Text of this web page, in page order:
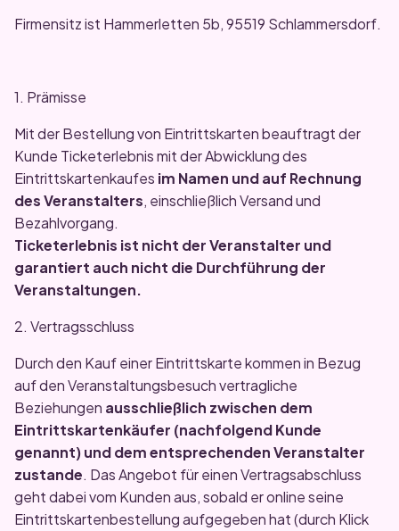
Firmensitz ist Hammerletten 5b, 95519 Schlammersdorf.
1. Prämisse
Mit der Bestellung von Eintrittskarten beauftragt der
Kunde Ticketerlebnis mit der Abwicklung des
Eintrittskartenkaufes im Namen und auf Rechnung
des Veranstalters, einschließlich Versand und
Bezahlvorgang.
Ticketerlebnis ist nicht der Veranstalter und
garantiert auch nicht die Durchführung der
Veranstaltungen.
2. Vertragsschluss
Durch den Kauf einer Eintrittskarte kommen in Bezug
auf den Veranstaltungsbesuch vertragliche
Beziehungen ausschließlich zwischen dem
Eintrittskartenkäufer (nachfolgend Kunde
genannt) und dem entsprechenden Veranstalter
zustande. Das Angebot für einen Vertragsabschluss
geht dabei vom Kunden aus, sobald er online seine
Eintrittskartenbestellung aufgegeben hat (durch Klick